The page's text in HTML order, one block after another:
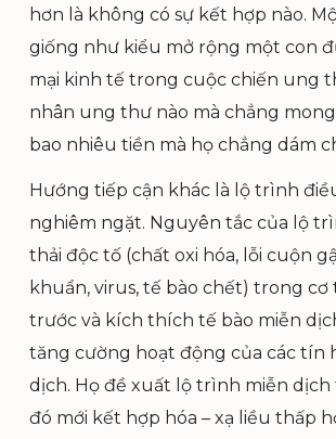
hơn là không có sự kết hợp nào.
giống như kiểu mở rộng một con
mại kinh tế trong cuộc chiến ung
nhân ung thư nào mà chẳng
bao nhiêu tiền mà họ chẳng dám
Hướng tiếp cận khác là lộ trình
nghiêm ngặt. Nguyên tắc của lộ
thải độc tố (chất oxi hóa, lỗi cuộn
khuẩn, virus, tế bào chết) trong cơ
trước và kích thích tế bào miễn
tăng cường hoạt động của các tín
dịch. Họ đề xuất lộ trình miễn dịch
đó mới kết hợp hóa – xạ liều thấp